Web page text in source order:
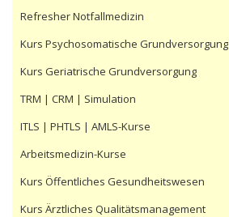
Refresher Notfallmedizin
Kurs Psychosomatische Grundversorgung
Kurs Geriatrische Grundversorgung
TRM | CRM | Simulation
ITLS | PHTLS | AMLS-Kurse
Arbeitsmedizin-Kurse
Kurs Öffentliches Gesundheitswesen
Kurs Ärztliches Qualitätsmanagement